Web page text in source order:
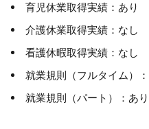
育児休業取得実績：あり
介護休業取得実績：なし
看護休暇取得実績：なし
就業規則（フルタイム）
就業規則（パート）：あり